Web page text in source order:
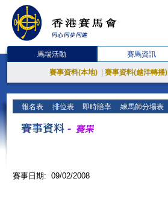
馬場活動 賽馬資訊
賽事資料(本地) 賽事資料(越洋轉播)
報名表 排位表 即時賠率 練馬師分場表
賽事日期: 09/02/2008